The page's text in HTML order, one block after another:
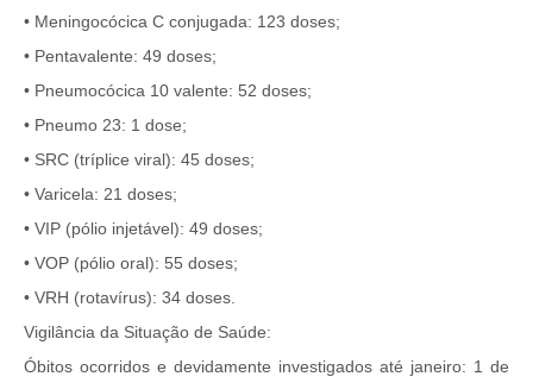
• Meningocócica C conjugada: 123 doses;
• Pentavalente: 49 doses;
• Pneumocócica 10 valente: 52 doses;
• Pneumo 23: 1 dose;
• SRC (tríplice viral): 45 doses;
• Varicela: 21 doses;
• VIP (pólio injetável): 49 doses;
• VOP (pólio oral): 55 doses;
• VRH (rotavírus): 34 doses.
Vigilância da Situação de Saúde:
Óbitos ocorridos e devidamente investigados até janeiro: 1 de